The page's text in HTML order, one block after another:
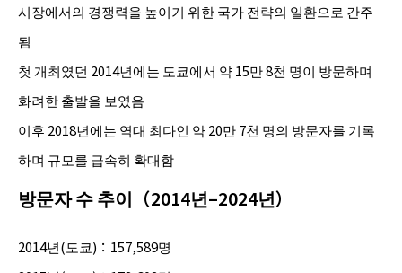
시장에서의 경쟁력을 높이기 위한 국가 전략의 일환으로 간주
됨
첫 개최였던 2014년에는 도쿄에서 약 15만 8천 명이 방문하며
화려한 출발을 보였음
이후 2018년에는 역대 최다인 약 20만 7천 명의 방문자를 기록
하며 규모를 급속히 확대함
방문자 수 추이（2014년–2024년）
2014년(도쿄)：157,589명